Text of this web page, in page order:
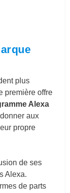
plus
première offre
Alexa
aux
propre
de ses
Alexa.
de parts